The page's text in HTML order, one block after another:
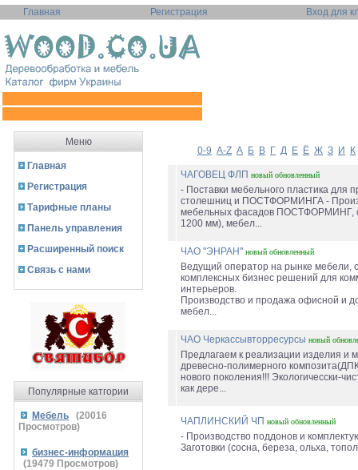
Главная Регистрация Вход для
Меню
Главная
Регистрация
Тарифные планы
Панель управления
Расширенный поиск
Связь с нами
Популярные катгории
Мебель (20016
Просмотров)
бизнес-информация
(19479 Просмотров)
0-9 A-Z А Б В Г Д Е Ё Ж З И К
ЧАГОВЕЦ ФЛП новый обновленный
- Поставки мебельного пластика для
столешниц и ПОСТФОРМИНГА -
мебельных фасадов ПОСТФОРМИНГ,
1200 мм), мебел...
ЧАО "ЭНРАН" новый обновленный
Ведущий оператор на рынке мебели,
комплексных бизнес решений для
интерьеров.
Производство и продажа офисной и
мебел...
ЧАО Черкассывторресурсы новый
Предлагаем к реализации изделия и
древесно-полимерного
нового поколения!!! Экологичесски-
как дере...
ЧАПЛИНСКИЙ ЧП новый обновленный
- Производство поддонов и
Заготовки (сосна, береза, ольха,